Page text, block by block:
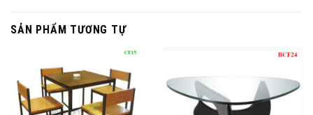
SẢN PHẨM TƯƠNG TỰ